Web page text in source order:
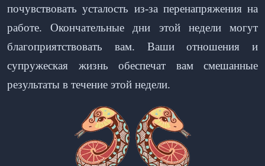
почувствовать усталость из-за перенапряжения на
работе. Окончательные дни этой недели могут
благоприятствовать вам. Ваши отношения и
супружеская жизнь обеспечат вам смешанные
результаты в течение этой недели.